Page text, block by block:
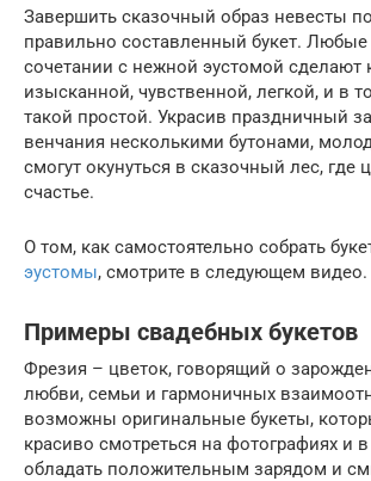
Завершить сказочный образ невесты
правильно составленный букет. Любые
сочетании с нежной эустомой
изысканной, чувственной, легкой, и в
такой простой. Украсив праздничный
венчания несколькими бутонами,
смогут окунуться в сказочный лес, где
счастье.
О том, как самостоятельно собрать
эустомы, смотрите в следующем видео.
Примеры свадебных букетов
Фрезия – цветок, говорящий о
любви, семьи и гармоничных
возможны оригинальные букеты,
красиво смотреться на фотографиях и
обладать положительным зарядом и